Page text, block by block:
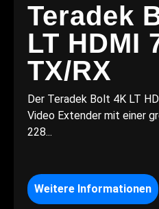
Teradek
LT HDMI
TX/RX
Der Teradek Bolt 4K LT
Video Extender mit einer
228...
Weitere Informationen